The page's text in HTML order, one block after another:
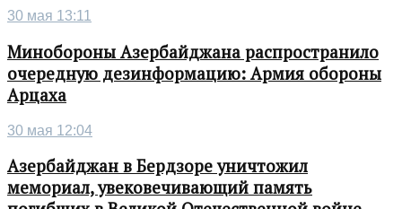
30 мая 13:11
Минобороны Азербайджана распространило
очередную дезинформацию: Армия обороны
Арцаха
30 мая 12:04
Азербайджан в Бердзоре уничтожил
мемориал, увековечивающий память